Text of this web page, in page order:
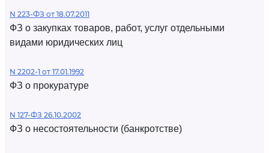
N 223-ФЗ от 18.07.2011
ФЗ о закупках товаров, работ, услуг отдельными
видами юридических лиц
N 2202-1 от 17.01.1992
ФЗ о прокуратуре
N 127-ФЗ 26.10.2002
ФЗ о несостоятельности (банкротстве)